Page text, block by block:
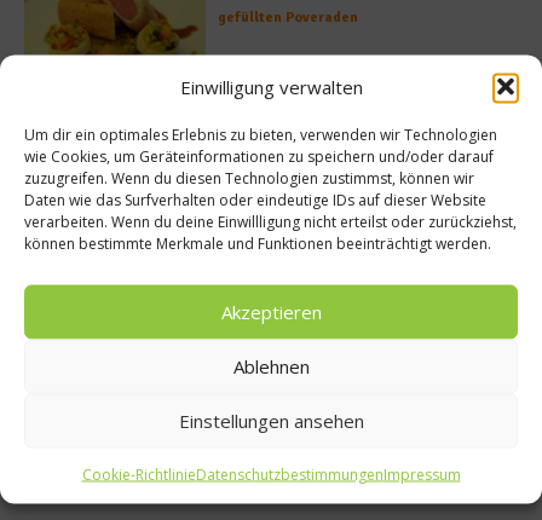
Einwilligung verwalten
Um dir ein optimales Erlebnis zu bieten, verwenden wir Technologien
wie Cookies, um Geräteinformationen zu speichern und/oder darauf
zuzugreifen. Wenn du diesen Technologien zustimmst, können wir
Daten wie das Surfverhalten oder eindeutige IDs auf dieser Website
verarbeiten. Wenn du deine Einwillligung nicht erteilst oder zurückziehst,
können bestimmte Merkmale und Funktionen beeinträchtigt werden.
Akzeptieren
Ablehnen
Einstellungen ansehen
Cookie-RichtlinieDatenschutzbestimmungenImpressum
gefüllten Poveraden
So bildet sich eine krosse
Heinz Beck im Forte Village Resort